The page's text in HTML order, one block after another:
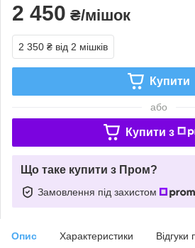
2 450 ₴/мішок
2 350 ₴ від 2 мішків
Купити
або
Купити з
Що таке купити з Пром?
Замовлення під захистом
Опис Характеристики Відгуки